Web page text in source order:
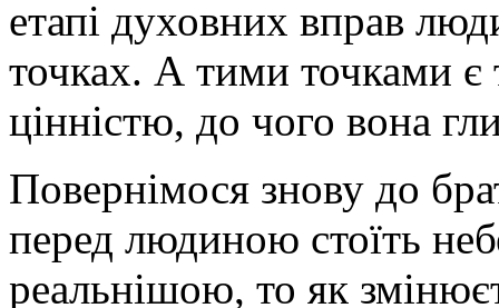
етапі духовних вправ
точках. А тими точками
цінністю, до чого вона
Повернімося знову до
перед людиною стоїть
реальнішою, то як